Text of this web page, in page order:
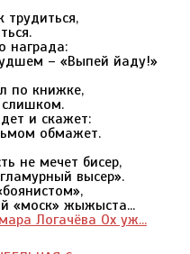
трудиться,
награда:
– «Выпей йаду!»
по книжке,
и скажет:
обмажет.
не мечет бисер,
высер».
«моск» жыжыста...
Логачёва Ох уж...